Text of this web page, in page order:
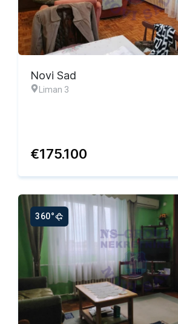
Novi Sad
Liman 3
€175.100
360°